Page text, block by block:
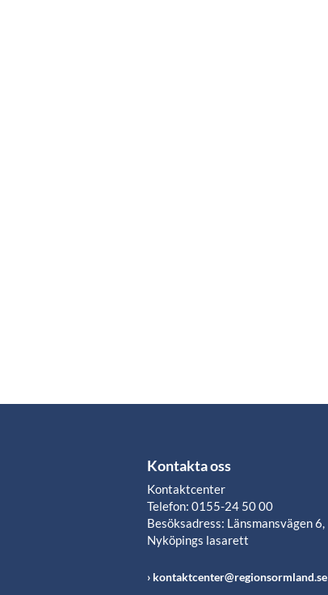
Kontakta oss
Kontaktcenter
Telefon: 0155-24 50 00
Besöksadress: Länsmansvägen 6,
Nyköpings lasarett
kontaktcenter@regionsormland.se